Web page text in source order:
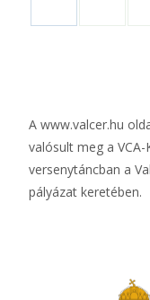
A www.valcer.hu
valósult meg a
versenytáncban a
pályázat keretében.